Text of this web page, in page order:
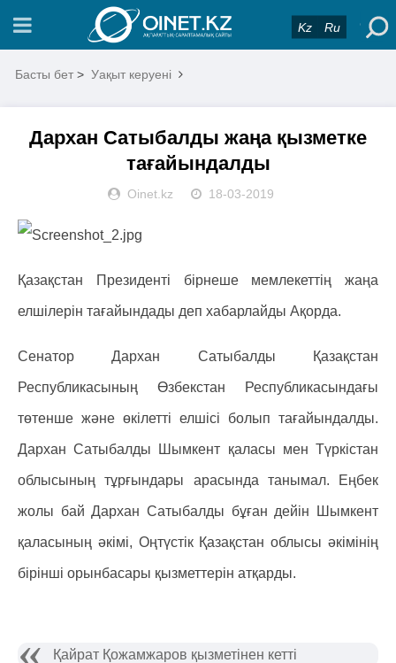
Kz Ru
Басты бет > Уақыт керуені
Дархан Сатыбалды жаңа қызметке
тағайындалды
Oinet.kz 18-03-2019
Қазақстан Президенті бірнеше мемлекеттің жаңа
елшілерін тағайындады деп хабарлайды Ақорда.
Сенатор Дархан Сатыбалды Қазақстан
Республикасының Өзбекстан Республикасындағы
төтенше және өкілетті елшісі болып тағайындалды.
Дархан Сатыбалды Шымкент қаласы мен Түркістан
облысының тұрғындары арасында танымал. Еңбек
жолы бай Дархан Сатыбалды бұған дейін Шымкент
қаласының әкімі, Оңтүстік Қазақстан облысы әкімінің
бірінші орынбасары қызметтерін атқарды.
Қайрат Қожамжаров қызметінен кетті